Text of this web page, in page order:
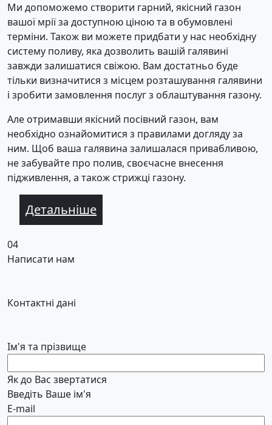
Ми допоможемо створити гарний, якісний газон
вашої мрії за доступною ціною та в обумовлені
терміни. Також ви можете придбати у нас необхідну
систему поливу, яка дозволить вашій галявині
завжди залишатися свіжою. Вам достатньо буде
тільки визначитися з місцем розташування галявини
і зробити замовлення послуг з облаштування газону.
Але отримавши якісний посівний газон, вам
необхідно ознайомитися з правилами догляду за
ним. Щоб ваша галявина залишалася привабливою,
не забувайте про полив, своєчасне внесення
підживлення, а також стрижці газону.
Детальніше
04
Написати нам
Контактні дані
Ім'я та прізвище
Як до Вас звертатися
Введіть Ваше ім'я
E-mail